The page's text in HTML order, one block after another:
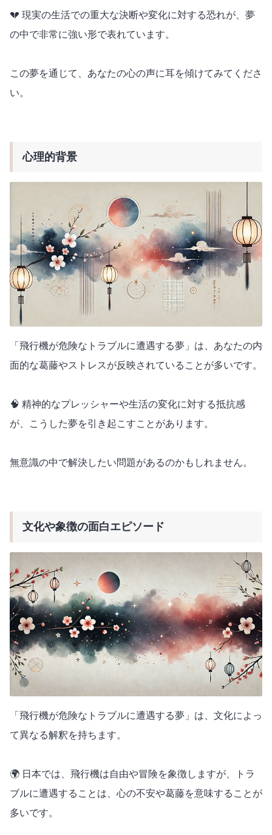
💔 現実の生活での重大な決断や変化に対する恐れが、夢
の中で非常に強い形で表れています。
この夢を通じて、あなたの心の声に耳を傾けてみてくださ
い。
心理的背景
「飛行機が危険なトラブルに遭遇する夢」は、あなたの内
面的な葛藤やストレスが反映されていることが多いです。
🧠 精神的なプレッシャーや生活の変化に対する抵抗感
が、こうした夢を引き起こすことがあります。
無意識の中で解決したい問題があるのかもしれません。
文化や象徴の面白エピソード
「飛行機が危険なトラブルに遭遇する夢」は、文化によっ
て異なる解釈を持ちます。
🌍 日本では、飛行機は自由や冒険を象徴しますが、トラ
ブルに遭遇することは、心の不安や葛藤を意味することが
多いです。